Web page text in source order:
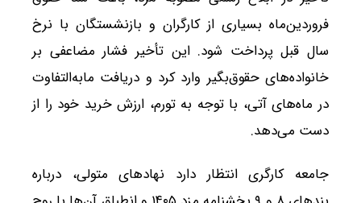
فروردین‌ماه بسیاری از کارگران و بازنشستگان با نرخ
سال قبل پرداخت شود. این تأخیر فشار مضاعفی بر
خانواده‌های حقوق‌بگیر وارد کرد و دریافت مابه‌التفاوت
در ماه‌های آتی، با توجه به تورم، ارزش خرید خود را از
دست می‌دهد.
جامعه کارگری انتظار دارد نهادهای متولی، درباره